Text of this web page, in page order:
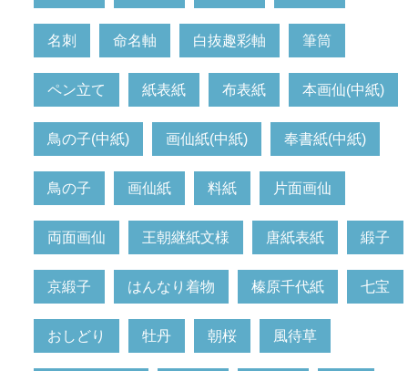
名刺 命名軸 白抜趣彩軸 筆筒
ペン立て 紙表紙 布表紙 本画仙(中紙)
鳥の子(中紙) 画仙紙(中紙) 奉書紙(中紙)
鳥の子 画仙紙 料紙 片面画仙
両面画仙 王朝継紙文様 唐紙表紙 緞子
京緞子 はんなり着物 榛原千代紙 七宝
おしどり 牡丹 朝桜 風待草